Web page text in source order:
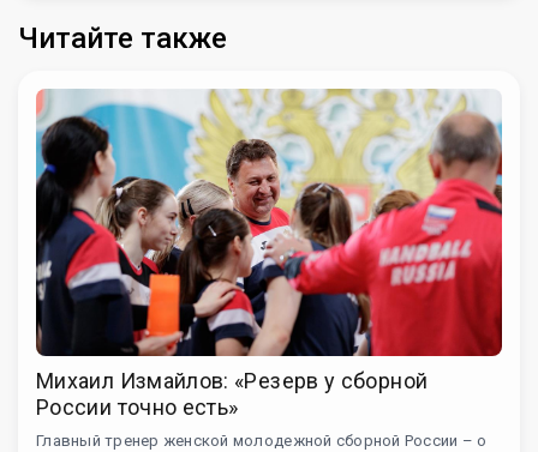
Читайте также
Михаил Измайлов: «Резерв у сборной
России точно есть»
Главный тренер женской молодежной сборной России – о